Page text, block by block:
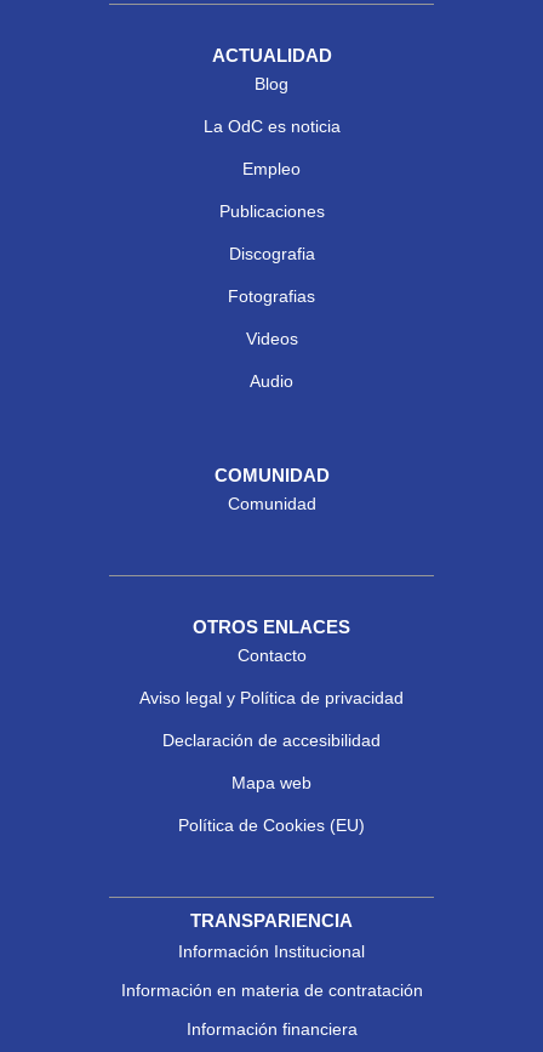
ACTUALIDAD
Blog
La OdC es noticia
Empleo
Publicaciones
Discografia
Fotografias
Videos
Audio
COMUNIDAD
Comunidad
OTROS ENLACES
Contacto
Aviso legal y Política de privacidad
Declaración de accesibilidad
Mapa web
Política de Cookies (EU)
TRANSPARIENCIA
Información Institucional
Información en materia de contratación
Información financiera